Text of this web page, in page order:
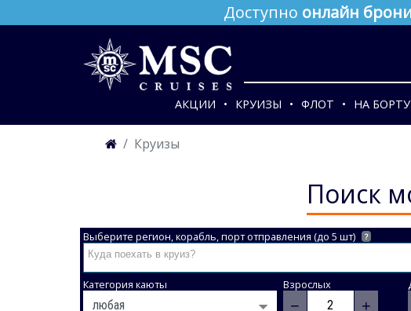
Доступно онлайн
АКЦИИ КРУИЗЫ ФЛОТ НА БОРТУ
Круизы
Поиск
Выберите регион, корабль, порт отправления (до 5 шт) ?
Категория каюты Взрослых
− +